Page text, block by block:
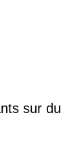
sur du